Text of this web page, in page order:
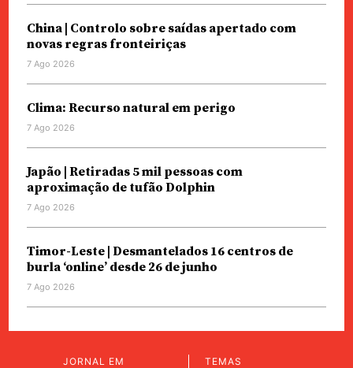
China | Controlo sobre saídas apertado com
novas regras fronteiriças
7 Ago 2026
Clima: Recurso natural em perigo
7 Ago 2026
Japão | Retiradas 5 mil pessoas com
aproximação de tufão Dolphin
7 Ago 2026
Timor-Leste | Desmantelados 16 centros de
burla ‘online’ desde 26 de junho
7 Ago 2026
JORNAL EM
TEMAS